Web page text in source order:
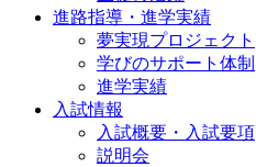
進路指導・進学実績
夢実現プロジェクト
学びのサポート体制
進学実績
入試情報
入試概要・入試要項
説明会